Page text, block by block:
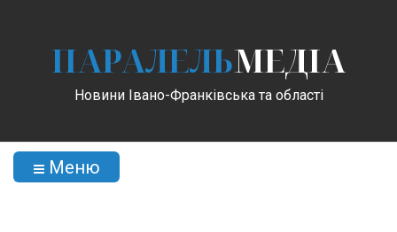
ПАРАЛЕЛЬМЕДІА
Новини Івано-Франківська та області
Меню